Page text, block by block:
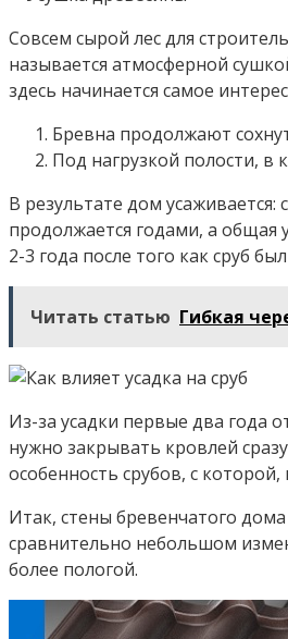
Совсем сырой лес для
называется атмосферной
здесь начинается самое
Бревна продолжают
Под нагрузкой полости, в
В результате дом
продолжается годами, а общая
2-3 года после того как сруб
Читать статью Гибкая
Из-за усадки первые два года
нужно закрывать кровлей
особенность срубов, с которой,
Итак, стены бревенчатого
сравнительно небольшом
более пологой.